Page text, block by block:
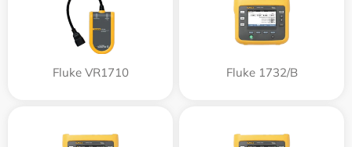
Fluke VR1710 Fluke 1732/B